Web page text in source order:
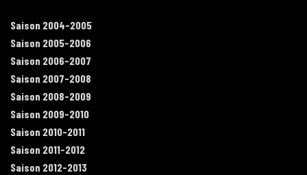
Saison 2004-2005
Saison 2005-2006
Saison 2006-2007
Saison 2007-2008
Saison 2008-2009
Saison 2009-2010
Saison 2010-2011
Saison 2011-2012
Saison 2012-2013